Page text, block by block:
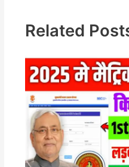
Related